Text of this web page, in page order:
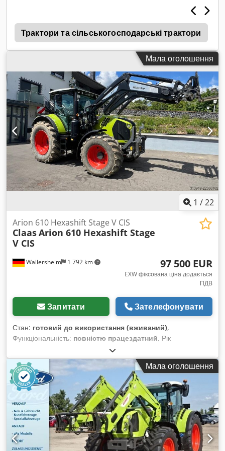
Трактори та сільськогосподарські трактори
Мала оголошення
1 /22
Wallersheim 1 792 km
Arion 610 Hexashift Stage V CIS
ClaasArion 610 Hexashift Stage
V CIS
97 500 EUR
EXW фіксована ціна додається
ПДВ
Запитати Зателефонувати
Стан: готовий до використання (вживаний),
Функціональність: повністю працездатний, Рік
, мотогодини:
дизель, максимальна швидкість:40 км/год, колір:
зелений, Продається: сільськогосподарський трактор Claas
Arion 610 Hexashift Stage V (CIS), тип A96 100 Рік
виготовлення: 2022 Напрацювання: 939 годин Трактор у
відмінному стані, майже як новий, з дуже незначним
напрацюванням, повністю справний і готовий до роботи без
додаткових інвестицій. Crsdpszmv Twofx Abyef Він
оснащений 6-циліндровим двигуном John Deere DPS 6.8 л,
що відповідає екологічним стандартам Stage V (SCR, DPF,
Мала оголошення